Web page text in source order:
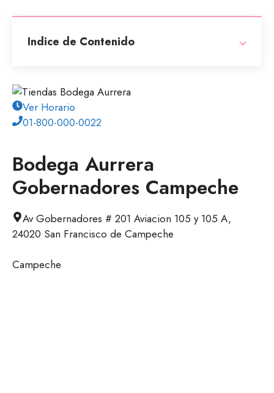
Indice de Contenido
Ver Horario
01-800-000-0022
Bodega Aurrera
Gobernadores Campeche
Av Gobernadores # 201 Aviacion 105 y 105 A,
24020 San Francisco de Campeche
Campeche